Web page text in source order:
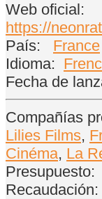
Web oficial:
https://
País:
France
Idioma:
Fecha de
Compañías
Lilies Films,
Cinéma, La
Presupuesto:
Recaudación: